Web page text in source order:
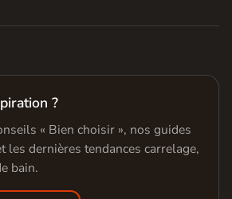
?
« Bien choisir », nos guides
les dernières tendances carrelage,
bain.